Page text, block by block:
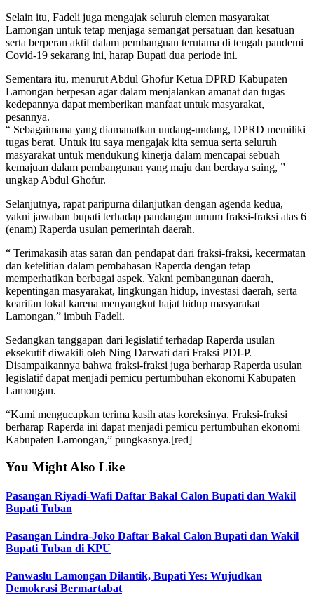
Selain itu, Fadeli juga mengajak seluruh elemen masyarakat
Lamongan untuk tetap menjaga semangat persatuan dan kesatuan
serta berperan aktif dalam pembanguan terutama di tengah pandemi
Covid-19 sekarang ini, harap Bupati dua periode ini.
Sementara itu, menurut Abdul Ghofur Ketua DPRD Kabupaten
Lamongan berpesan agar dalam menjalankan amanat dan tugas
kedepannya dapat memberikan manfaat untuk masyarakat,
pesannya.
“ Sebagaimana yang diamanatkan undang-undang, DPRD memiliki
tugas berat. Untuk itu saya mengajak kita semua serta seluruh
masyarakat untuk mendukung kinerja dalam mencapai sebuah
kemajuan dalam pembangunan yang maju dan berdaya saing, ”
ungkap Abdul Ghofur.
Selanjutnya, rapat paripurna dilanjutkan dengan agenda kedua,
yakni jawaban bupati terhadap pandangan umum fraksi-fraksi atas 6
(enam) Raperda usulan pemerintah daerah.
“ Terimakasih atas saran dan pendapat dari fraksi-fraksi, kecermatan
dan ketelitian dalam pembahasan Raperda dengan tetap
memperhatikan berbagai aspek. Yakni pembangunan daerah,
kepentingan masyarakat, lingkungan hidup, investasi daerah, serta
kearifan lokal karena menyangkut hajat hidup masyarakat
Lamongan,” imbuh Fadeli.
Sedangkan tanggapan dari legislatif terhadap Raperda usulan
eksekutif diwakili oleh Ning Darwati dari Fraksi PDI-P.
Disampaikannya bahwa fraksi-fraksi juga berharap Raperda usulan
legislatif dapat menjadi pemicu pertumbuhan ekonomi Kabupaten
Lamongan.
“Kami mengucapkan terima kasih atas koreksinya. Fraksi-fraksi
berharap Raperda ini dapat menjadi pemicu pertumbuhan ekonomi
Kabupaten Lamongan,” pungkasnya.[red]
You Might Also Like
Pasangan Riyadi-Wafi Daftar Bakal Calon Bupati dan Wakil
Bupati Tuban
Pasangan Lindra-Joko Daftar Bakal Calon Bupati dan Wakil
Bupati Tuban di KPU
Panwaslu Lamongan Dilantik, Bupati Yes: Wujudkan
Demokrasi Bermartabat